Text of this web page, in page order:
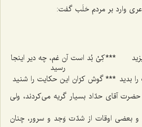
وارد بر مردم حَلَب گفت:
***کِیْ بُد است آن غم، چه دیر اینجا
رسید
بدید ***گوش کرّان این حکایت را شنید
آقای حدّاد بسیار گریه می‌کردند، ولی
بعضی اوقات از شدّت وَجد و سرور، چنان